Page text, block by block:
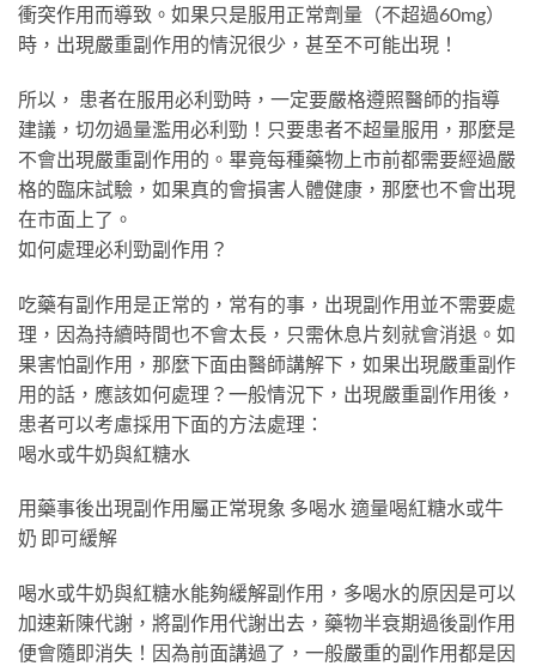
衝突作用而導致。如果只是服用正常劑量（不超過60mg）
時，出現嚴重副作用的情況很少，甚至不可能出現！
所以， 患者在服用必利勁時，一定要嚴格遵照醫師的指導
建議，切勿過量濫用必利勁！只要患者不超量服用，那麼是
不會出現嚴重副作用的。畢竟每種藥物上市前都需要經過嚴
格的臨床試驗，如果真的會損害人體健康，那麼也不會出現
在市面上了。
如何處理必利勁副作用？
吃藥有副作用是正常的，常有的事，出現副作用並不需要處
理，因為持續時間也不會太長，只需休息片刻就會消退。如
果害怕副作用，那麼下面由醫師講解下，如果出現嚴重副作
用的話，應該如何處理？一般情況下，出現嚴重副作用後，
患者可以考慮採用下面的方法處理：
喝水或牛奶與紅糖水
用藥事後出現副作用屬正常現象 多喝水 適量喝紅糖水或牛
奶 即可緩解
喝水或牛奶與紅糖水能夠緩解副作用，多喝水的原因是可以
加速新陳代謝，將副作用代謝出去，藥物半衰期過後副作用
便會隨即消失！因為前面講過了，一般嚴重的副作用都是因